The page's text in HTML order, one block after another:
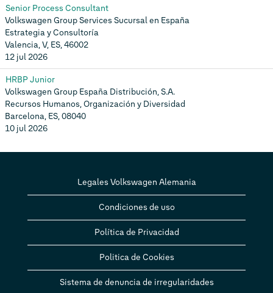
Senior Process Consultant
Volkswagen Group Services Sucursal en España
Estrategia y Consultoría
Valencia, V, ES, 46002
12 jul 2026
HRBP Junior
Volkswagen Group España Distribución, S.A.
Recursos Humanos, Organización y Diversidad
Barcelona, ES, 08040
10 jul 2026
Legales Volkswagen Alemania
Condiciones de uso
Política de Privacidad
Politica de Cookies
Sistema de denuncia de irregularidades